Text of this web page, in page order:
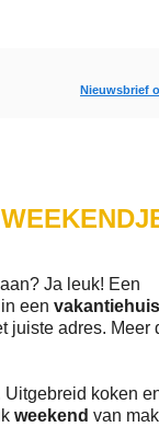
Nieuwsbrief
Ja leuk! Een
een
juiste adres. Meer
Uitgebreid koken
weekend van